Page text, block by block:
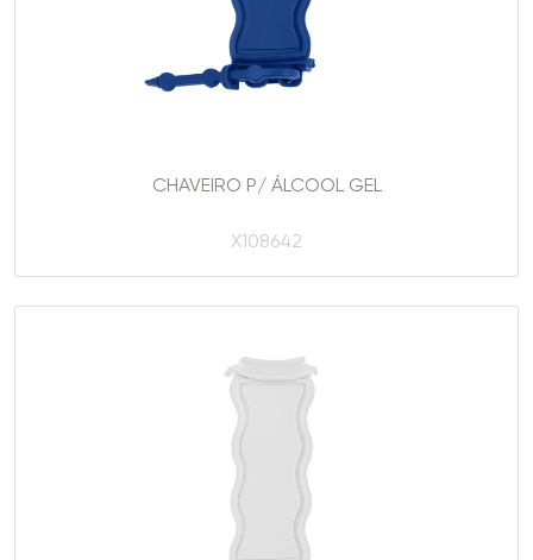
CHAVEIRO P/ ÁLCOOL GEL
X108642